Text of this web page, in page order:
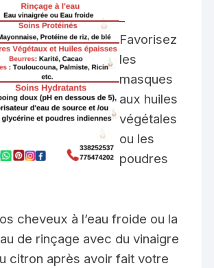
–
Favorisez
les
masques
aux huiles
végétales
ou les
poudres
cheveux à l’eau froide ou la
de rinçage avec du vinaigre
citron après avoir fait votre